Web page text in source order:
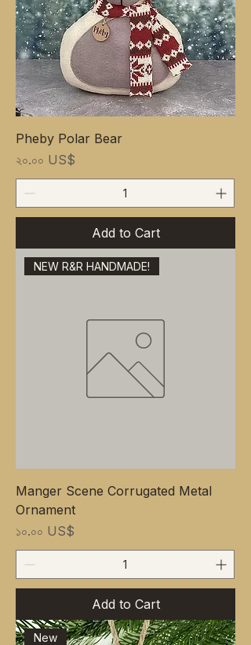
Pheby Polar Bear
Price
২০.০০ US$
Add to Cart
NEW R&R HANDMADE!
Manger Scene Corrugated Metal
Ornament
Price
১০.০০ US$
Add to Cart
New